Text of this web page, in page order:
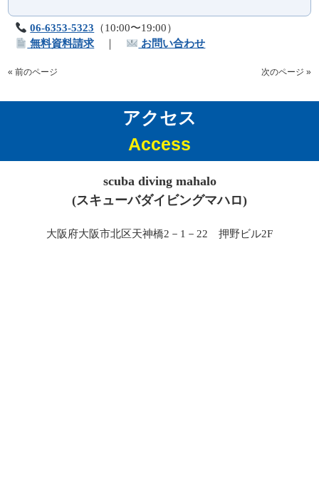
06-6353-5323 （10:00〜19:00）
無料資料請求｜ お問い合わせ
« 前のページ 次のページ »
アクセス
Access
scuba diving mahalo
(スキューバダイビングマハロ)
大阪府大阪市北区天神橋2－1－22 押野ビル2F